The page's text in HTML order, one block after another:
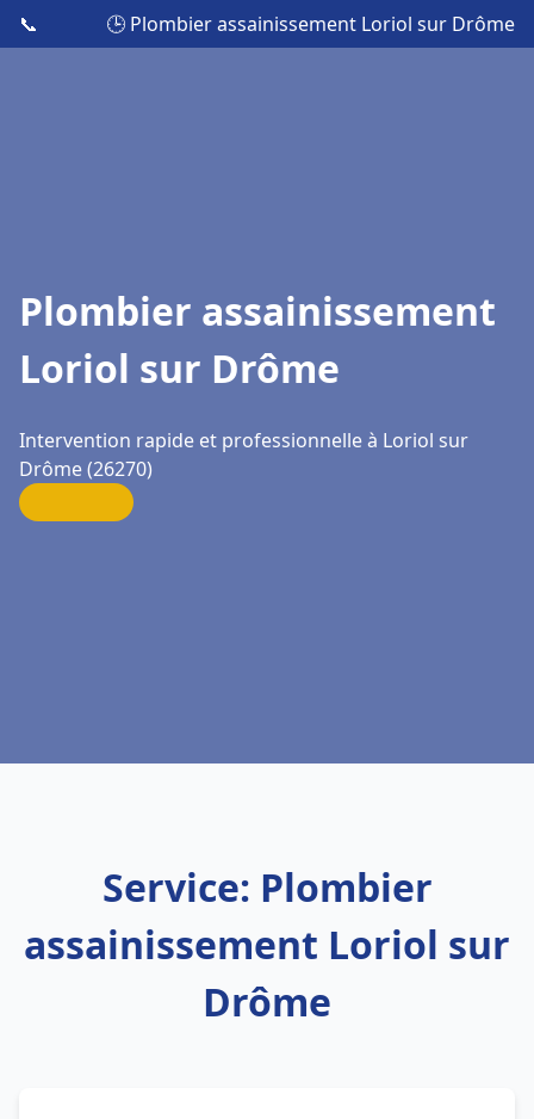
📞 🕒 Plombier assainissement Loriol sur Drôme
Plombier assainissement
Loriol sur Drôme
Intervention rapide et professionnelle à Loriol sur
Drôme (26270)
Service: Plombier
assainissement Loriol sur
Drôme